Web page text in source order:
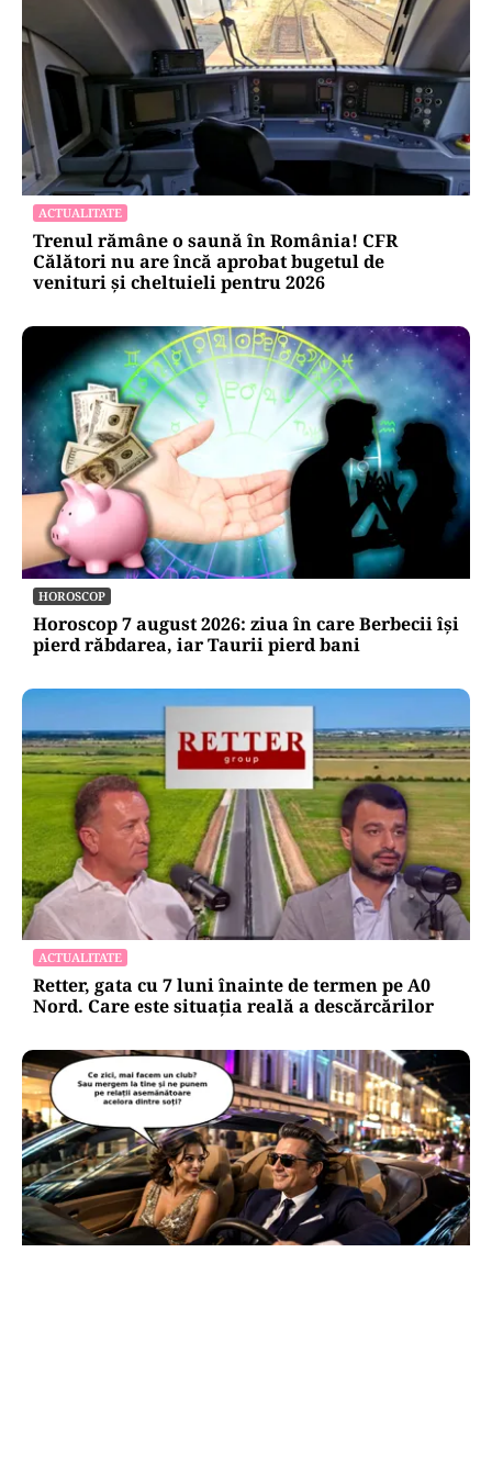
ACTUALITATE
Trenul rămâne o saună în România! CFR
Călători nu are încă aprobat bugetul de
venituri și cheltuieli pentru 2026
HOROSCOP
Horoscop 7 august 2026: ziua în care Berbecii își
pierd răbdarea, iar Taurii pierd bani
ACTUALITATE
Retter, gata cu 7 luni înainte de termen pe A0
Nord. Care este situația reală a descărcărilor